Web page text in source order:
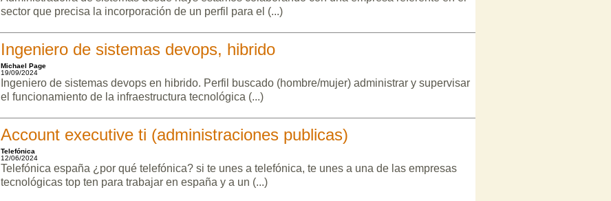
sector que precisa la incorporación de un perfil para el (...)
Ingeniero de sistemas devops, hibrido
Michael Page
19/09/2024
Ingeniero de sistemas devops en hibrido. Perfil buscado (hombre/mujer) administrar y supervisar
el funcionamiento de la infraestructura tecnológica (...)
Account executive ti (administraciones publicas)
Telefónica
12/06/2024
Telefónica españa ¿por qué telefónica? si te unes a telefónica, te unes a una de las empresas
tecnológicas top ten para trabajar en españa y a un (...)